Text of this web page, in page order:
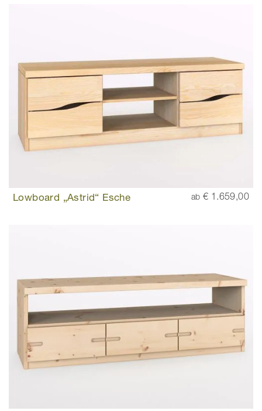
Lowboard „Astrid“ Esche ab € 1.659,00